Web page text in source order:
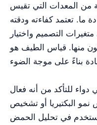
من المعدات التي تقيس
ما. تعتمد كفاءته ودقته
التصميم واختيار
منها. قياس الطيف هو
للتأكد من أنه فعال
البكتيريا أو تشخيص
في تحليل الحمض